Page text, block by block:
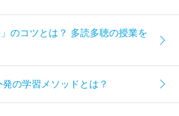
のコツとは？ 多読多聴の授業を
の学習メソッドとは？